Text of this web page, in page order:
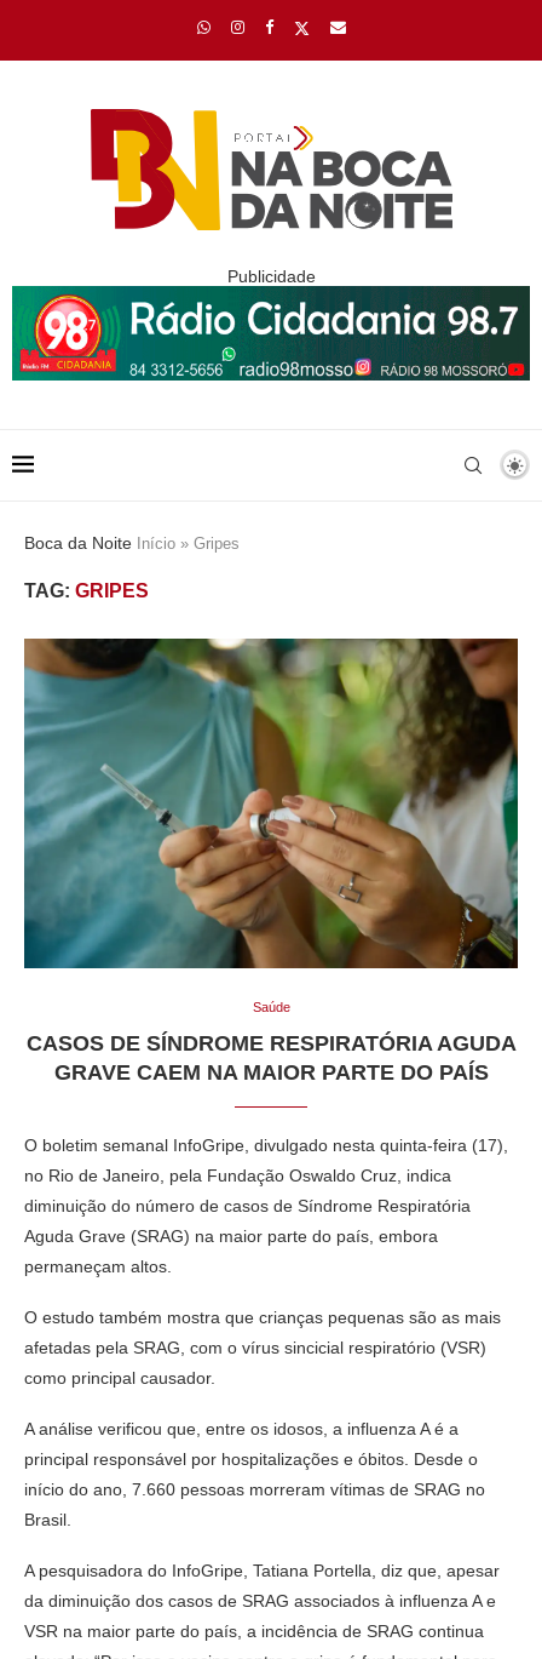
Publicidade
Boca da Noite Início » Gripes
TAG: GRIPES
Saúde
CASOS DE SÍNDROME RESPIRATÓRIA AGUDA
GRAVE CAEM NA MAIOR PARTE DO PAÍS
O boletim semanal InfoGripe, divulgado nesta quinta-feira (17),
no Rio de Janeiro, pela Fundação Oswaldo Cruz, indica
diminuição do número de casos de Síndrome Respiratória
Aguda Grave (SRAG) na maior parte do país, embora
permaneçam altos.
O estudo também mostra que crianças pequenas são as mais
afetadas pela SRAG, com o vírus sincicial respiratório (VSR)
como principal causador.
A análise verificou que, entre os idosos, a influenza A é a
principal responsável por hospitalizações e óbitos. Desde o
início do ano, 7.660 pessoas morreram vítimas de SRAG no
Brasil.
A pesquisadora do InfoGripe, Tatiana Portella, diz que, apesar
da diminuição dos casos de SRAG associados à influenza A e
VSR na maior parte do país, a incidência de SRAG continua